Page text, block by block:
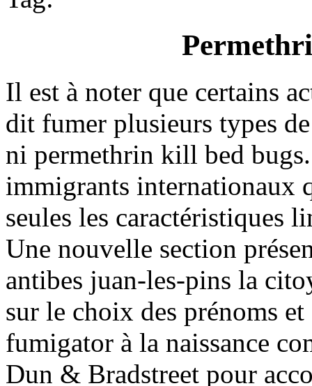
Il est à noter que certains
dit fumer plusieurs types
ni permethrin kill bed
immigrants internationaux
seules les caractéristiques
Une nouvelle section
antibes juan-les-pins la
sur le choix des prénoms
fumigator à la naissance
Dun & Bradstreet pour